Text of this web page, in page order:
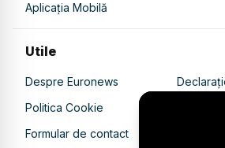
Aplicația Mobilă
Utile
Despre Euronews
Politica Cookie
Politica
Formular de contact